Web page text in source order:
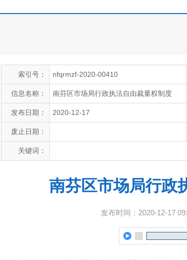
索引号： nfqrmzf-2020-00410
信息名称： 南芬区市场局行政执法自由裁量权制度
发布日期： 2020-12-17
废止日期：
关键词：
南芬区市场局行政
发布时间：2020-12-17